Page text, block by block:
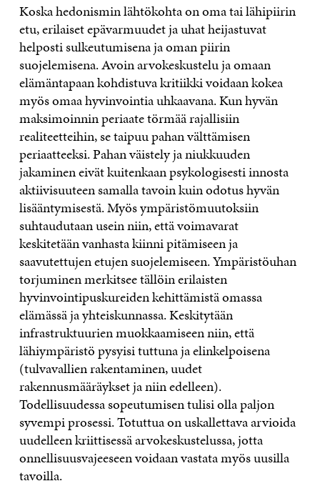
Koska hedonismin lähtökohta on oma tai lähipiirin
etu, erilaiset epävarmuudet ja uhat heijastuvat
helposti sulkeutumisena ja oman piirin
suojelemisena. Avoin arvokeskustelu ja omaan
elämäntapaan kohdistuva kritiikki voidaan kokea
myös omaa hyvinvointia uhkaavana. Kun hyvän
maksimoinnin periaate törmää rajallisiin
realiteetteihin, se taipuu pahan välttämisen
periaatteeksi. Pahan väistely ja niukkuuden
jakaminen eivät kuitenkaan psykologisesti innosta
aktiivisuuteen samalla tavoin kuin odotus hyvän
lisääntymisestä. Myös ympäristömuutoksiin
suhtaudutaan usein niin, että voimavarat
keskitetään vanhasta kiinni pitämiseen ja
saavutettujen etujen suojelemiseen. Ympäristöuhan
torjuminen merkitsee tällöin erilaisten
hyvinvointipuskureiden kehittämistä omassa
elämässä ja yhteiskunnassa. Keskitytään
infrastruktuurien muokkaamiseen niin, että
lähiympäristö pysyisi tuttuna ja elinkelpoisena
(tulvavallien rakentaminen, uudet
rakennusmääräykset ja niin edelleen).
Todellisuudessa sopeutumisen tulisi olla paljon
syvempi prosessi. Totuttua on uskallettava arvioida
uudelleen kriittisessä arvokeskustelussa, jotta
onnellisuusvajeeseen voidaan vastata myös uusilla
tavoilla.